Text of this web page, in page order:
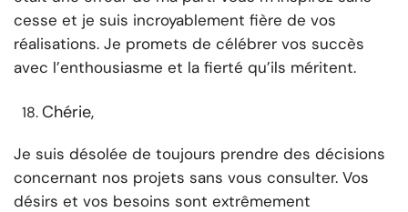
cesse et je suis incroyablement fière de vos
réalisations. Je promets de célébrer vos succès
avec l’enthousiasme et la fierté qu’ils méritent.
Chérie,
Je suis désolée de toujours prendre des décisions
concernant nos projets sans vous consulter. Vos
désirs et vos besoins sont extrêmement